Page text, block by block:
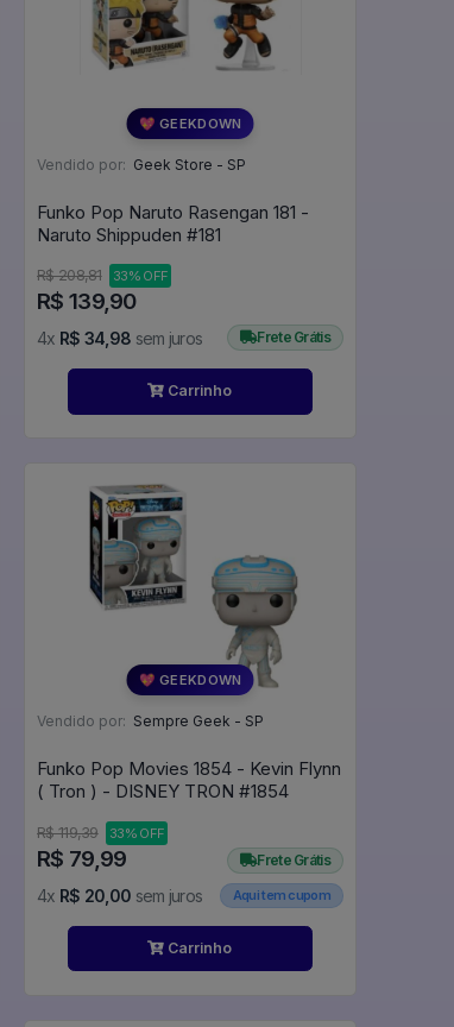
💖 GEEKDOWN
Vendido por: Geek Store - SP
Funko Pop Naruto Rasengan 181 -
Naruto Shippuden #181
R$ 208,81 33% OFF
R$ 139,90
4x R$ 34,98 sem juros Frete Grátis
Carrinho
💖 GEEKDOWN
Vendido por: Sempre Geek - SP
Funko Pop Movies 1854 - Kevin Flynn
( Tron ) - DISNEY TRON #1854
R$ 119,39 33% OFF
R$ 79,99
4x R$ 20,00 sem juros
Frete Grátis
Aqui tem cupom
Carrinho